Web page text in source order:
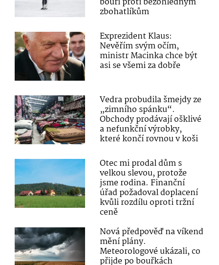
zbohatlíkům
Exprezident Klaus:
Nevěřím svým očím,
ministr Macinka chce být
asi se všemi za dobře
Vedra probudila šmejdy ze
„zimního spánku“.
Obchody prodávají ošklivé
a nefunkční výrobky,
které končí rovnou v koši
Otec mi prodal dům s
velkou slevou, protože
jsme rodina. Finanční
úřad požadoval doplacení
kvůli rozdílu oproti tržní
ceně
Nová předpověď na víkend
mění plány.
Meteorologové ukázali, co
přijde po bouřkách